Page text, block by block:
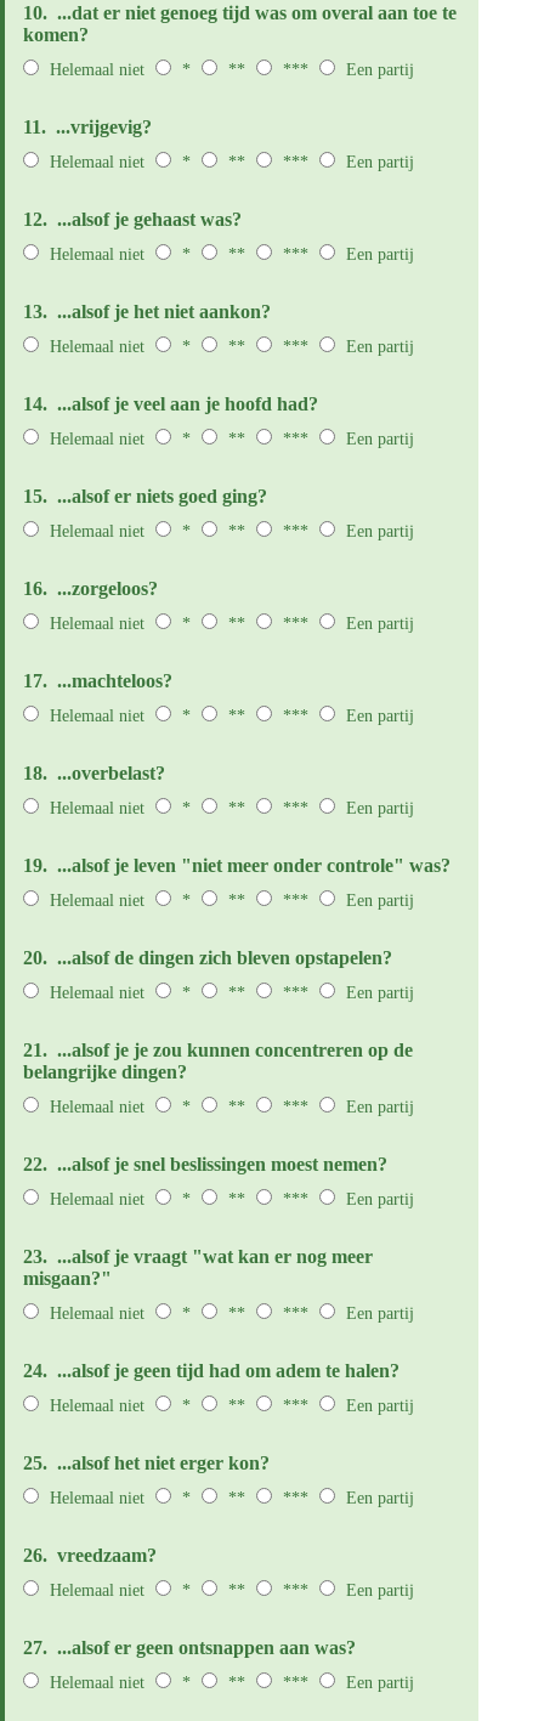
10. ...dat er niet genoeg tijd was om overal aan toe te
komen?
Helemaal niet * ** *** Een partij
11. ...vrijgevig?
Helemaal niet * ** *** Een partij
12. ...alsof je gehaast was?
Helemaal niet * ** *** Een partij
13. ...alsof je het niet aankon?
Helemaal niet * ** *** Een partij
14. ...alsof je veel aan je hoofd had?
Helemaal niet * ** *** Een partij
15. ...alsof er niets goed ging?
Helemaal niet * ** *** Een partij
16. ...zorgeloos?
Helemaal niet * ** *** Een partij
17. ...machteloos?
Helemaal niet * ** *** Een partij
18. ...overbelast?
Helemaal niet * ** *** Een partij
19. ...alsof je leven "niet meer onder controle" was?
Helemaal niet * ** *** Een partij
20. ...alsof de dingen zich bleven opstapelen?
Helemaal niet * ** *** Een partij
21. ...alsof je je zou kunnen concentreren op de
belangrijke dingen?
Helemaal niet * ** *** Een partij
22. ...alsof je snel beslissingen moest nemen?
Helemaal niet * ** *** Een partij
23. ...alsof je vraagt "wat kan er nog meer
misgaan?"
Helemaal niet * ** *** Een partij
24. ...alsof je geen tijd had om adem te halen?
Helemaal niet * ** *** Een partij
25. ...alsof het niet erger kon?
Helemaal niet * ** *** Een partij
26. vreedzaam?
Helemaal niet * ** *** Een partij
27. ...alsof er geen ontsnappen aan was?
Helemaal niet * ** *** Een partij